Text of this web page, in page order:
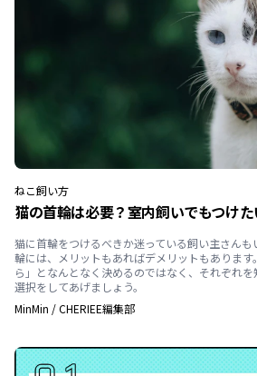
ねこ飼い方
猫の首輪は必要？室内飼いでもつけ
猫に首輪をつけるべきか迷っている飼い主さん
輪には、メリットもあればデメリットもありま
ら」となんとなく決めるのではなく、それぞれ
選択をしてあげましょう。
MinMin /CHERIEE編集部